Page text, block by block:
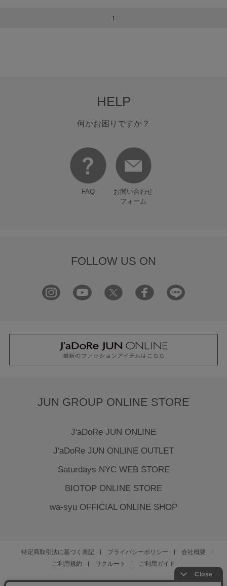
1
HELP
何かお困りですか？
FAQ
お問い合わせ
フォーム
FOLLOW US ON
JUN GROUP ONLINE STORE
J'aDoRe JUN ONLINE
J'aDoRe JUN ONLINE OUTLET
Saturdays NYC WEB STORE
BIOTOP ONLINE STORE
wa-syu OFFICIAL ONLINE SHOP
特定商取引法に基づく表記 プライバシーポリシー
会社概要
ご利用規約
リクルート ご利用ガイド